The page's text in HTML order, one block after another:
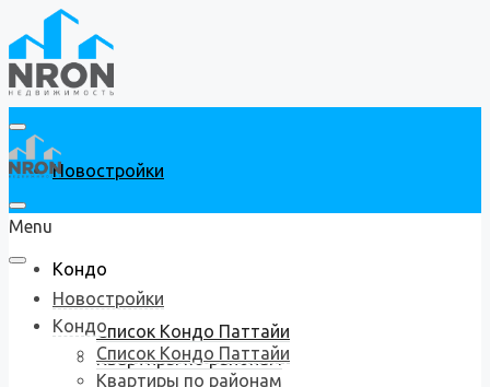
Новостройки
Кондо
Список Кондо Паттайи
Квартиры по районам
Menu
Новостройки
Кондо
Список Кондо Паттайи
Квартиры по районам